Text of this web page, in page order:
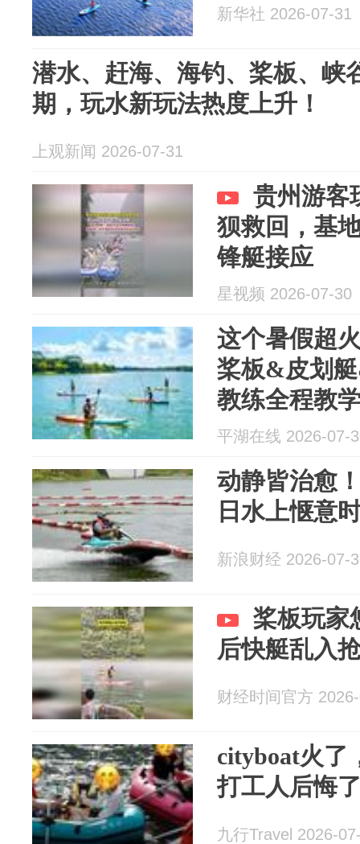
新华社 2026-07-31
潜水、赶海、海钓、桨板、
期，玩水新玩法热度上升！
上观新闻 2026-07-31
贵州游客
狈救回，基
锋艇接应
星视频 2026-07-30
这个暑假超
桨板&皮划
教练全程教
名！
平湖在线 2026-07-
动静皆治愈
日水上惬意
新浪财经 2026-07-
桨板玩家
后快艇乱入
财经时间官方
cityboat火了
打工人后悔
九行Travel 2026-